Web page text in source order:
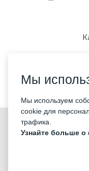
Мы
Мы используем
cookie для
трафика.
Узнайте больше
©2026
Мы